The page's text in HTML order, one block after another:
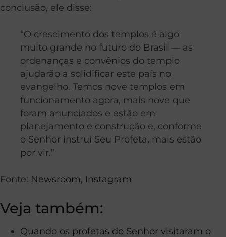
conclusão, ele disse:
“O crescimento dos templos é algo
muito grande no futuro do Brasil — as
ordenanças e convênios do templo
ajudarão a solidificar este país no
evangelho. Temos nove templos em
funcionamento agora, mais nove que
foram anunciados e estão em
planejamento e construção e, conforme
o Senhor instrui Seu Profeta, mais estão
por vir.”
Fonte: Newsroom, Instagram
Veja também:
Quando os profetas do Senhor visitaram o